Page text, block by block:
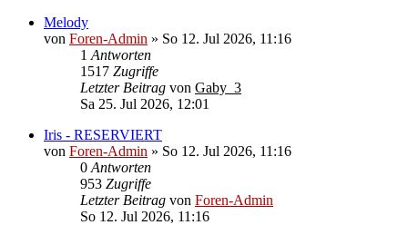
Melody
von Foren-Admin » So 12. Jul 2026, 11:16
1 Antworten
1517 Zugriffe
Letzter Beitrag von Gaby_3
Sa 25. Jul 2026, 12:01
Iris - RESERVIERT
von Foren-Admin » So 12. Jul 2026, 11:16
0 Antworten
953 Zugriffe
Letzter Beitrag von Foren-Admin
So 12. Jul 2026, 11:16